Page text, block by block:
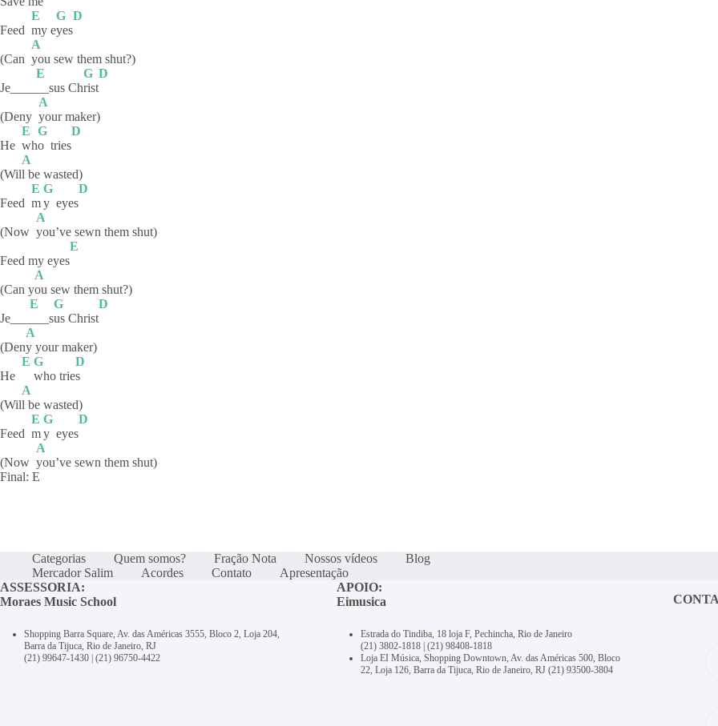
Feed
E
my e
G
yes
D
(Can
A
you sew them shut?)
Je____
E
__sus Ch
G
rist
D
(Deny
A
yourmaker)
He
E
wh
G
o tries
D
(Wil
A
l be wasted)
Feed
E
m
G
y eyes
D
(Now
A
you’ve sewn them shut)
Feed my eyes
E
(Can y
A
ou sew them shut?)
Je___
E
___s
G
us Christ
D
(Den
A
y your maker)
He
E G
who trie
D
s
(Wil
A
l be wasted)
Feed
E
m
G
y eyes
D
(Now
A
you’ve sewn them shut)
Final: E
Categorias Quem somos? Fração Nota Nossos vídeos
Blog
Mercador Salim
Acordes Contato
Apresentação
ASSESSORIA:
Moraes Music School
Shopping Barra Square, Av. das Américas 3555, Bloco 2, Loja 204,
Barra da Tijuca, Rio de Janeiro, RJ
(21) 99647-1430 | (21) 96750-4422
APOIO:
Eimusica
Estrada do Tindiba, 18 loja F, Pechincha, Rio de Janeiro
(21) 3802-1818| (21) 98408-1818
Loja EI Música, Shopping Downtown, Av. das Américas 500, Bloco
22, Loja 126, Barra da Tijuca, Rio de Janeiro, RJ (21) 93500-3804